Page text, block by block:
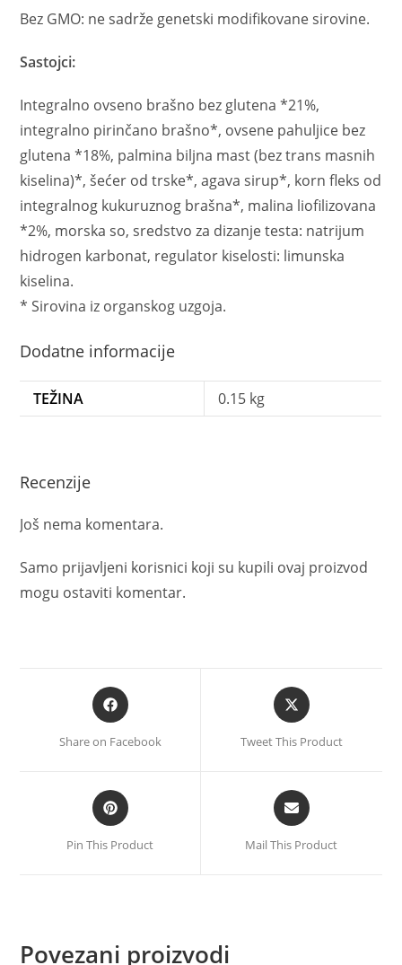
Bez GMO: ne sadrže genetski modifikovane sirovine.
Sastojci:
Integralno ovseno brašno bez glutena *21%,
integralno pirinčano brašno*, ovsene pahuljice bez
glutena *18%, palmina biljna mast (bez trans masnih
kiselina)*, šećer od trske*, agava sirup*, korn fleks od
integralnog kukuruznog brašna*, malina liofilizovana
*2%, morska so, sredstvo za dizanje testa: natrijum
hidrogen karbonat, regulator kiselosti: limunska
kiselina.
* Sirovina iz organskog uzgoja.
Dodatne informacije
TEŽINA 0.15 kg
Recenzije
Još nema komentara.
Samo prijavljeni korisnici koji su kupili ovaj proizvod
mogu ostaviti komentar.
Share on Facebook Tweet This Product
Pin This Product Mail This Product
Povezani proizvodi